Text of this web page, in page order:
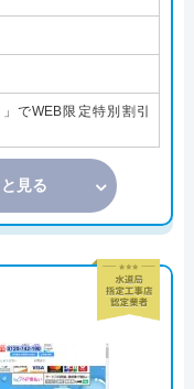
でWEB限定特別割引
見る